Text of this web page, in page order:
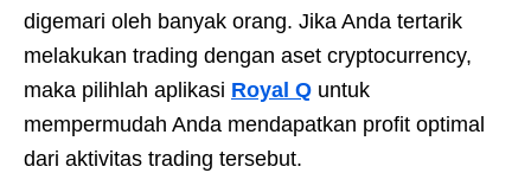
digemari oleh banyak orang. Jika Anda tertarik
melakukan trading dengan aset cryptocurrency,
maka pilihlah aplikasi Royal Q untuk
mempermudah Anda mendapatkan profit optimal
dari aktivitas trading tersebut.